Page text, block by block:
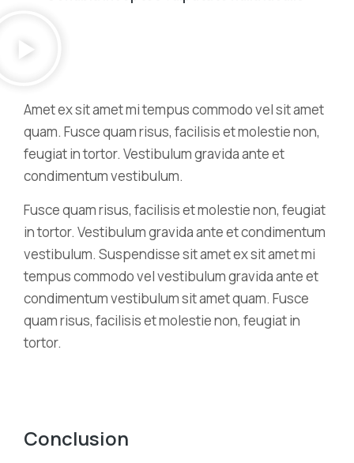
Amet ex sit amet mi tempus commodo vel sit amet
quam. Fusce quam risus, facilisis et molestie non,
feugiat in tortor. Vestibulum gravida ante et
condimentum vestibulum.
Fusce quam risus, facilisis et molestie non, feugiat
in tortor. Vestibulum gravida ante et condimentum
vestibulum. Suspendisse sit amet ex sit amet mi
tempus commodo vel vestibulum gravida ante et
condimentum vestibulum sit amet quam. Fusce
quam risus, facilisis et molestie non, feugiat in
tortor.
Conclusion